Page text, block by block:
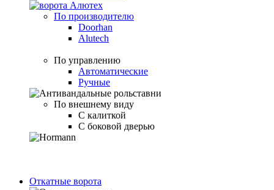
По производителю
Doorhan
Alutech
По управлению
Автоматические
Ручные
По внешнему виду
С калиткой
С боковой дверью
Откатные ворота